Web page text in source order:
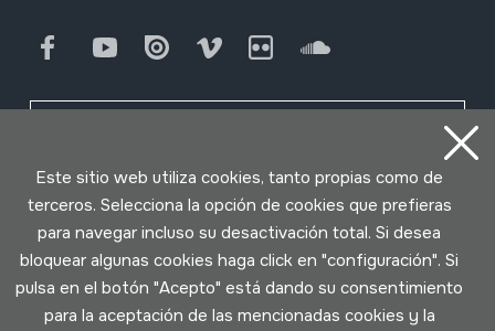
FacebookYoutube Issuu Vimeo Flickr SoundCloud
Horario
Mañana (martes a sábado)
10:00 - 14:00
Este sitio web utiliza cookies, tanto propias como de
terceros. Selecciona la opción de cookies que prefieras
para navegar incluso su desactivación total. Si desea
bloquear algunas cookies haga click en "configuración". Si
pulsa en el botón "Acepto" está dando su consentimiento
para la aceptación de las mencionadas cookies y la